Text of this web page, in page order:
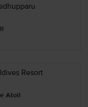
Resort
Atoll